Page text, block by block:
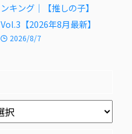
ンキング｜【推しの子】
Vol.3【2026年8月最新】
2026/8/7